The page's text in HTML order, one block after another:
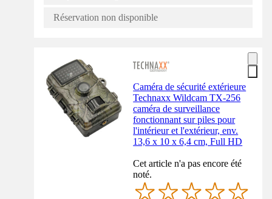
Réservation non disponible
Caméra de sécurité extérieure
Technaxx Wildcam TX-256
caméra de surveillance
fonctionnant sur piles pour
l'intérieur et l'extérieur, env.
13,6 x 10 x 6,4 cm, Full HD
Cet article n'a pas encore été
noté.